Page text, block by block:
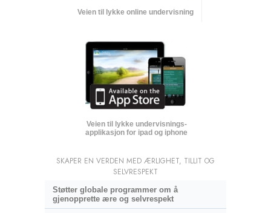
Veien til lykke online undervisning
Veien til lykke undervisnings­
applikasjon for ipad og iphone
SKAPER EN VERDEN MED ÆRLIGHET, TILLIT OG
SELVRESPEKT
Støtter globale programmer om å
gjenopprette ære og selvrespekt